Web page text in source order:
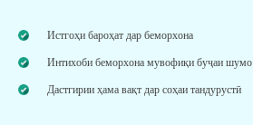
Истгоҳи бароҳат дар беморхона
Интихоби беморхона мувофиқи буҷаи шумо
Дастгирии ҳама вақт дар соҳаи тандурустӣ